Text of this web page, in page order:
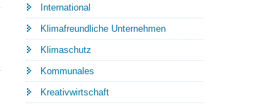
International
Klimafreundliche Unternehmen
Klimaschutz
Kommunales
Kreativwirtschaft